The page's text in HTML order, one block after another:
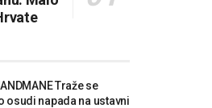
Traže se
osudi napada na ustavni